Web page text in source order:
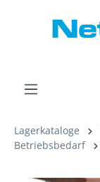
Lagerkataloge
Betriebsbedarf